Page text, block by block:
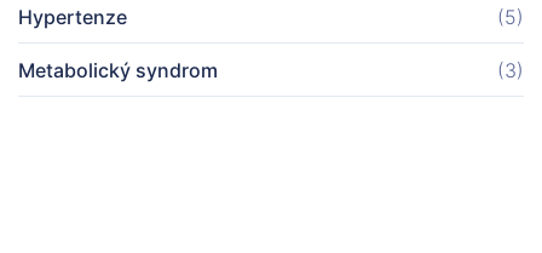
Hypertenze (5)
Metabolický syndrom (3)